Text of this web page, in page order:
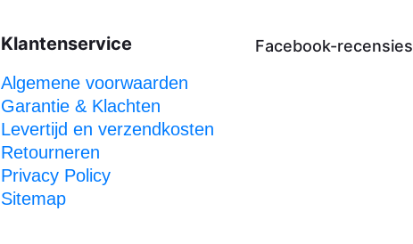
Klantenservice
Algemene voorwaarden
Garantie & Klachten
Levertijd en verzendkosten
Retourneren
Privacy Policy
Sitemap
Facebook-recensies